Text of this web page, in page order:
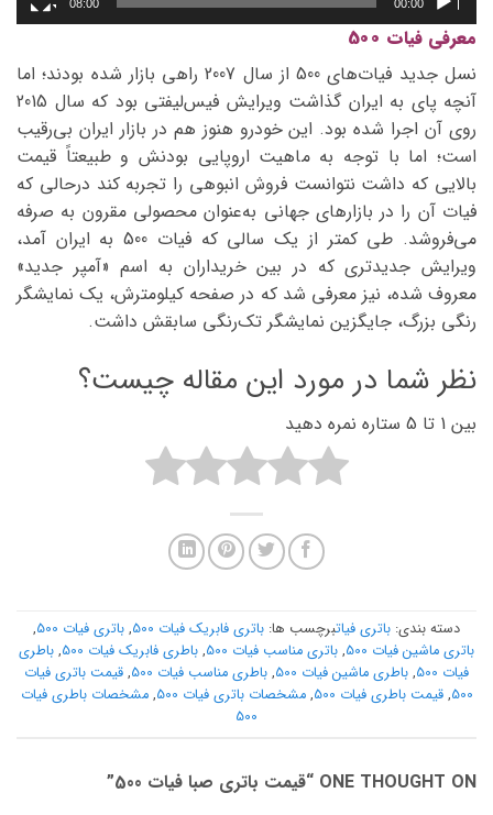
00:00
08:00
معرفی فیات 500
نسل جدید فیات‌های 500 از سال 2007 راهی بازار شده بودند؛ اما
آنچه پای به ایران گذاشت ویرایش فیس‌لیفتی بود که سال 2015
روی آن اجرا شده بود. این خودرو هنوز هم در بازار ایران بی‌رقیب
است؛ اما با توجه به ماهیت اروپایی بودنش و طبیعتاً قیمت
بالایی که داشت نتوانست فروش انبوهی را تجربه کند درحالی که
فیات آن را در بازارهای جهانی به‌عنوان محصولی مقرون به صرفه
می‌فروشد. طی کمتر از یک سالی که فیات 500 به ایران آمد،
ویرایش جدیدتری که در بین خریداران به اسم «آمپر جدید»
معروف شده، نیز معرفی شد که در صفحه کیلومترش، یک نمایشگر
رنگی بزرگ، جایگزین نمایشگر تک‌رنگی سابقش داشت.
نظر شما در مورد این مقاله چیست؟
بین 1 تا 5 ستاره نمره دهید
دسته بندی: باتری فیاتبرچسب ها: باتری فابریک فیات 500 , باتری فیات 500
,
باتری ماشین فیات 500
, باتری مناسب فیات 500 , باطری فابریک فیات 500 , باطری
فیات 500
, باطری ماشین فیات 500 , باطری مناسب فیات 500 , قیمت باتری فیات
500
,قیمت باطری فیات 500 ,مشخصات باتری فیات 500 ,مشخصات باطری فیات
500
ONE THOUGHT ON “ قیمت باتری صبا فیات 500
”